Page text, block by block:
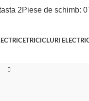
2Piese de schimb:
TRICICLURI